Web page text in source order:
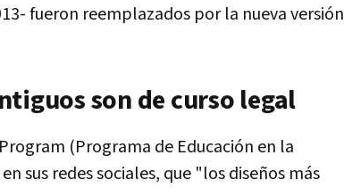
fueron reemplazados por la nueva versión
son de curso legal
(Programa de Educación en la
sus redes sociales, que "los diseños más